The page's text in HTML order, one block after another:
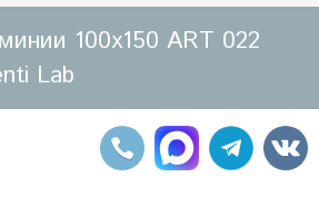
100х150 ART 022
Lab